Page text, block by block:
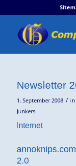
Newsletter
1. September 2008 / in
Junkers
Internet
2.0